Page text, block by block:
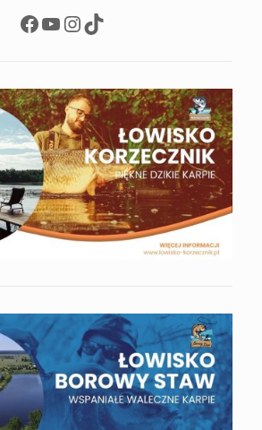
Facebook
YouTube
Instagram
TikTok